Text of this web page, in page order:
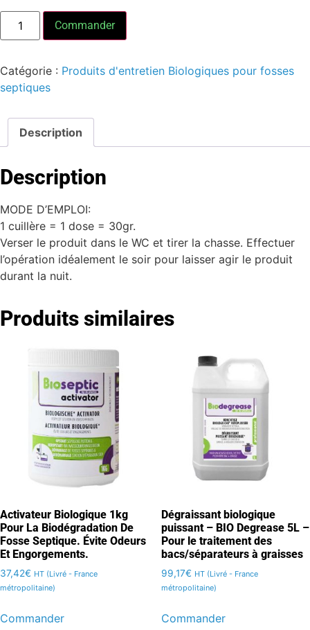
Commander
Catégorie : Produits d'entretien Biologiques pour fosses
septiques
Description
Description
MODE D’EMPLOI:
1 cuillère = 1 dose = 30gr.
Verser le produit dans le WC et tirer la chasse. Effectuer
l’opération idéalement le soir pour laisser agir le produit
durant la nuit.
Produits similaires
Activateur Biologique 1kg
Pour La Biodégradation De
Fosse Septique. Évite Odeurs
Et Engorgements.
37,42€ HT (Livré - France
métropolitaine)
Commander
Dégraissant biologique
puissant – BIO Degrease 5L –
Pour le traitement des
bacs/séparateurs à graisses
99,17€ HT (Livré - France
métropolitaine)
Commander